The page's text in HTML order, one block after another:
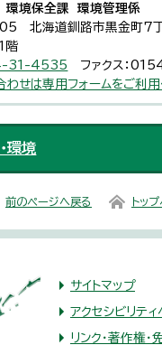
環境保全課 環境管理係
北海道釧路市黒金町7
階
31-4535
ファクス：
わせは専用フォームをご利用
環境
前のページへ戻る トッ
サイトマップ
アクセシビリテ
リンク・著作権・